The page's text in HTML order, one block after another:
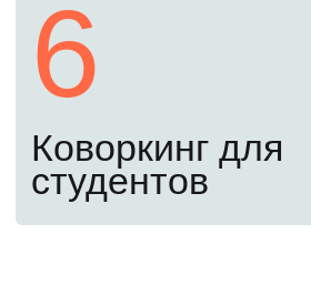
Поздравляем! Вы – студент
МИФИ
Вы справились! Приступайте к занятиям
1 сентября
Оставьте заявку, чтобы
поступить в 2026 году